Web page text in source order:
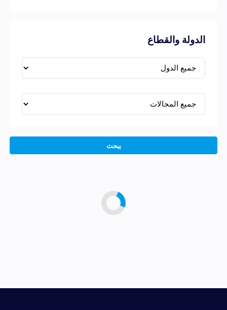
الدولة والقطاع
يبحث